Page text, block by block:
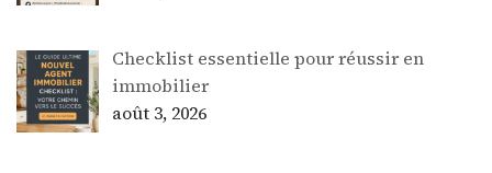
Checklist essentielle pour réussir en
immobilier
août 3, 2026